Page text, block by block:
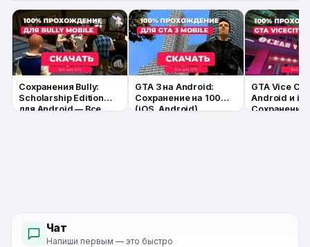
Сохранения Bully:
Scholarship Edition
для Android — Все
GTA 3 на Android:
Сохранение на 100%
(iOS, Android)
GTA Vice
Android и
Сохранение
Чат
Напиши первым — это быстро